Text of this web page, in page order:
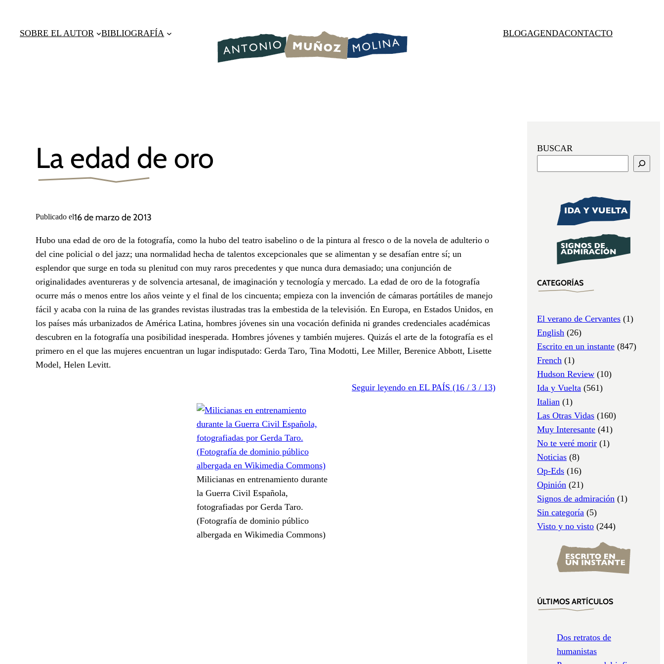
contenido
SOBRE EL AUTOR BIBLIOGRAFÍA BLOGAGENDACONTACTO
La edad de oro
Publicado el16 de marzo de 2013
Hubo una edad de oro de la fotografía, como la hubo del teatro isabelino o de la pintura al fresco o de la novela de adulterio o
del cine policial o del jazz; una normalidad hecha de talentos excepcionales que se alimentan y se desafían entre sí; un
esplendor que surge en toda su plenitud con muy raros precedentes y que nunca dura demasiado; una conjunción de
originalidades aventureras y de solvencia artesanal, de imaginación y tecnología y mercado. La edad de oro de la fotografía
ocurre más o menos entre los años veinte y el final de los cincuenta; empieza con la invención de cámaras portátiles de manejo
fácil y acaba con la ruina de las grandes revistas ilustradas tras la embestida de la televisión. En Europa, en Estados Unidos, en
los países más urbanizados de América Latina, hombres jóvenes sin una vocación definida ni grandes credenciales académicas
descubren en la fotografía una posibilidad inesperada. Hombres jóvenes y también mujeres. Quizás el arte de la fotografía es el
primero en el que las mujeres encuentran un lugar indisputado: Gerda Taro, Tina Modotti, Lee Miller, Berenice Abbott, Lisette
Model, Helen Levitt.
Seguir leyendo en EL PAÍS (16 / 3 / 13)
Milicianas en entrenamiento durante
la Guerra Civil Española,
fotografiadas por Gerda Taro.
(Fotografía de dominio público
albergada en Wikimedia Commons)
BUSCAR
CATEGORÍAS
El verano de Cervantes (1)
English (26)
Escrito en un instante (847)
French (1)
Hudson Review (10)
Ida y Vuelta (561)
Italian (1)
Las Otras Vidas (160)
Muy Interesante (41)
No te veré morir (1)
Noticias (8)
Op-Eds (16)
Opinión (21)
Signos de admiración (1)
Sin categoría (5)
Visto y no visto (244)
ÚLTIMOS ARTÍCULOS
Dos retratos de
humanistas